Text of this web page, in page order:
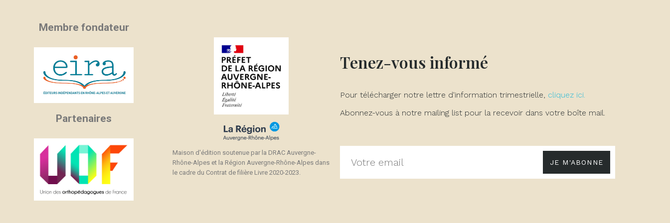
Membre fondateur
Partenaires
Maison d'édition soutenue par la DRAC Auvergne-
Rhône-Alpes et la Région Auvergne-Rhône-Alpes dans
le cadre du Contrat de filière Livre 2020-2023.
Tenez-vous informé
Pour télécharger notre lettre d'information trimestrielle, cliquez ici.
Abonnez-vous à notre mailing list pour la recevoir dans votre boîte mail.
JE M'ABONNE